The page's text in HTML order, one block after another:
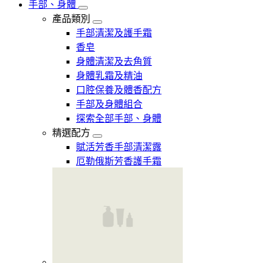
手部、身體
產品類別
手部清潔及護手霜
香皂
身體清潔及去角質
身體乳霜及精油
口腔保養及體香配方
手部及身體組合
探索全部手部、身體
精選配方
賦活芳香手部清潔露
厄勒俄斯芳香護手霜